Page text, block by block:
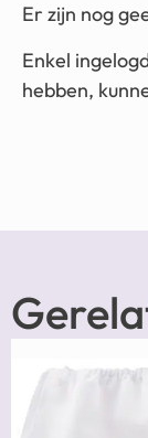
Er zijn nog
Enkel
hebben,